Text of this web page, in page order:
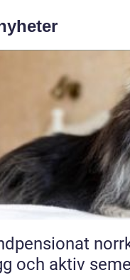
norrköping så hittar
och aktiv